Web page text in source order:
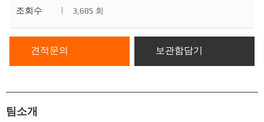
조회수 | 3,685 회
견적문의 보관함담기
팀소개